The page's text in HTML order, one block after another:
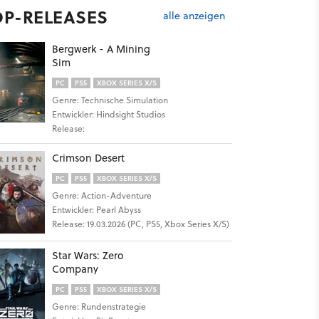
RELEASES alle anzeigen
Bergwerk - A Mining
Sim
PC PS5 XBOX SERIES X/S
Genre: Technische Simulation
Entwickler: Hindsight Studios
Release:
Crimson Desert
PC PS5 XBOX SERIES X/S
Genre: Action-Adventure
Entwickler: Pearl Abyss
Release: 19.03.2026 (PC, PS5, Xbox Series X/S)
Star Wars: Zero
Company
PC PS5 XBOX SERIES X/S
Genre: Rundenstrategie